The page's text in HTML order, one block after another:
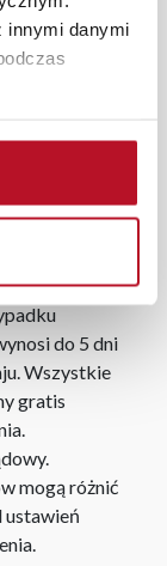
innymi danymi
w salonie,
szerokość
pomoc w
do 3 dni
do 5 dni
Wszystkie
gratis
mogą różnić
ustawień